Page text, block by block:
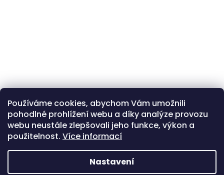
Používáme cookies, abychom Vám umožnili
pohodlné prohlížení webu a díky analýze provozu
webu neustále zlepšovali jeho funkce, výkon a
použitelnost. Více informací
Nastavení
Sledovat na Instagramu
Instagram Facebook